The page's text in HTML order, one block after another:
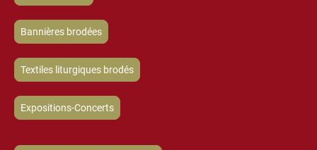
Bannières brodées
Textiles liturgiques brodés
Expositions-Concerts